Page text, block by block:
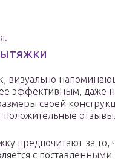
визуально
эффективным, даже
своей
положительные отзывы.
предпочитают за то,
с поставленными